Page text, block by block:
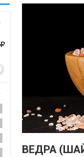
ВЕДРА